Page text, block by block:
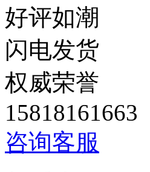
好评如潮
闪电发货
权威荣誉
15818161663
咨询客服